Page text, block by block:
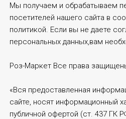
Мы получаем и обрабатываем
посетителей нашего сайта в
политикой . Если вы не даете
персональных данных,вам
Роз-Маркет Все права
«Вся предоставленная
сайте, носят информационный
публичной офертой (ст. 437 ГК